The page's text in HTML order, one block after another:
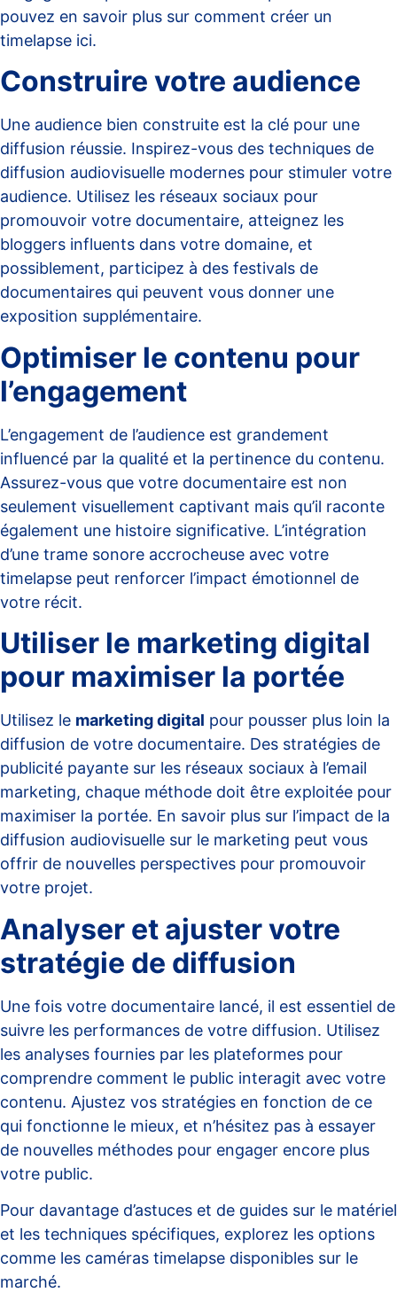
pouvez en savoir plus sur comment créer un
timelapse ici.
Construire votre audience
Une audience bien construite est la clé pour une
diffusion réussie. Inspirez-vous des techniques de
diffusion audiovisuelle modernes pour stimuler votre
audience. Utilisez les réseaux sociaux pour
promouvoir votre documentaire, atteignez les
bloggers influents dans votre domaine, et
possiblement, participez à des festivals de
documentaires qui peuvent vous donner une
exposition supplémentaire.
Optimiser le contenu pour
l’engagement
L’engagement de l’audience est grandement
influencé par la qualité et la pertinence du contenu.
Assurez-vous que votre documentaire est non
seulement visuellement captivant mais qu’il raconte
également une histoire significative. L’intégration
d’une trame sonore accrocheuse avec votre
timelapse peut renforcer l’impact émotionnel de
votre récit.
Utiliser le marketing digital
pour maximiser la portée
Utilisez le marketing digital pour pousser plus loin la
diffusion de votre documentaire. Des stratégies de
publicité payante sur les réseaux sociaux à l’email
marketing, chaque méthode doit être exploitée pour
maximiser la portée. En savoir plus sur l’impact de la
diffusion audiovisuelle sur le marketing peut vous
offrir de nouvelles perspectives pour promouvoir
votre projet.
Analyser et ajuster votre
stratégie de diffusion
Une fois votre documentaire lancé, il est essentiel de
suivre les performances de votre diffusion. Utilisez
les analyses fournies par les plateformes pour
comprendre comment le public interagit avec votre
contenu. Ajustez vos stratégies en fonction de ce
qui fonctionne le mieux, et n’hésitez pas à essayer
de nouvelles méthodes pour engager encore plus
votre public.
Pour davantage d’astuces et de guides sur le matériel
et les techniques spécifiques, explorez les options
comme les caméras timelapse disponibles sur le
marché.